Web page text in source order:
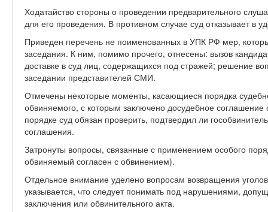
Ходатайство стороны о проведении предварительного
для его проведения. В противном случае суд отказывает в
Приведен перечень не поименованных в УПК РФ мер,
заседания. К ним, помимо прочего, отнесены: вызов
доставке в суд лиц, содержащихся под стражей; решение
заседании представителей СМИ.
Отмечены некоторые моменты, касающиеся порядка
обвиняемого, с которым заключено досудебное
порядке суд обязан проверить, подтвердил ли
соглашения.
Затронуты вопросы, связанные с применением особого
обвиняемый согласен с обвинением).
Отдельное внимание уделено вопросам возвращения
указывается, что следует понимать под нарушениями,
заключения или обвинительного акта.